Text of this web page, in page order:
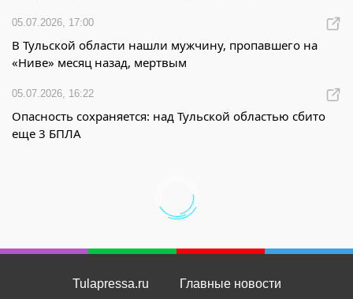
05.07.2026, 17:00
В Тульской области нашли мужчину, пропавшего на
«Ниве» месяц назад, мертвым
05.07.2026, 16:22
Опасность сохраняется: над Тульской областью сбито
еще 3 БПЛА
Tulapressa.ru
Главные новости